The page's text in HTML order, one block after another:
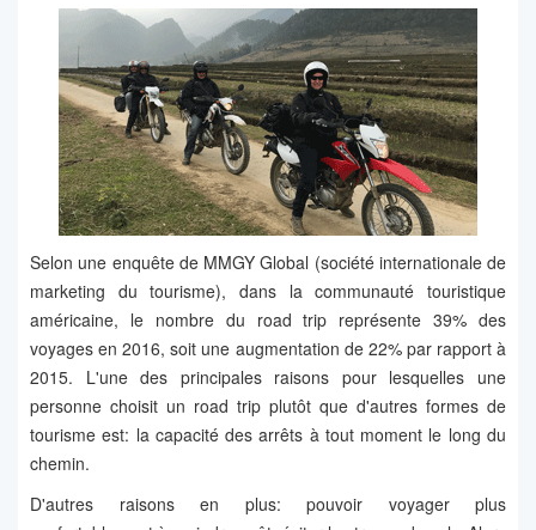
Selon une enquête de MMGY Global (société internationale de
marketing du tourisme), dans la communauté touristique
américaine, le nombre du road trip représente 39% des
voyages en 2016, soit une augmentation de 22% par rapport à
2015. L'une des principales raisons pour lesquelles une
personne choisit un road trip plutôt que d'autres formes de
tourisme est: la capacité des arrêts à tout moment le long du
chemin.
D'autres raisons en plus: pouvoir voyager plus